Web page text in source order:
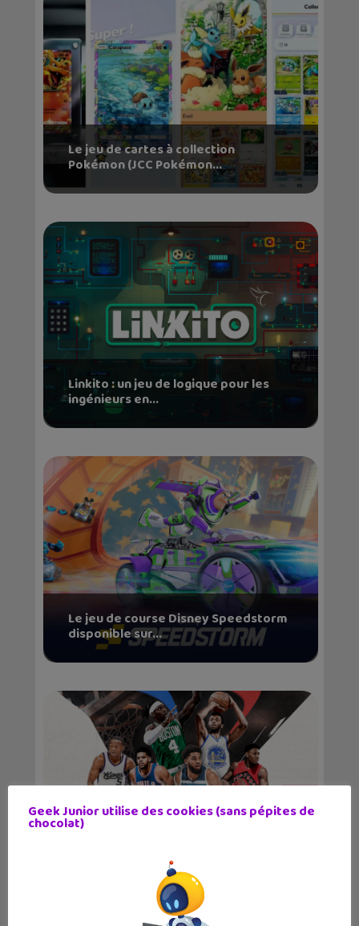
Le jeu de cartes à collection
Pokémon (JCC Pokémon...
Linkito : un jeu de logique pour les
ingénieurs en...
Le jeu de course Disney Speedstorm
disponible sur...
Geek Junior utilise des cookies (sans pépites de
chocolat)